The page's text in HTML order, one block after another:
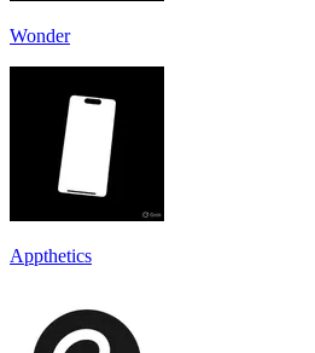
Wonder
Appthetics